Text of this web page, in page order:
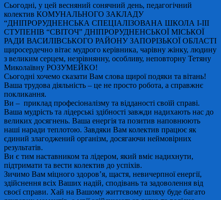
Сьогодні, у цей весняний сонячний день, педагогічний
колектив КОМУНАЛЬНОГО ЗАКЛАДУ
“ДНІПРОРУДНЕНСЬКА СПЕЦІАЛІЗОВАНА ШКОЛА І-ІІІ
СТУПЕНІВ “СВІТОЧ” ДНІПРОРУДНЕНСЬКОЇ МІСЬКОЇ
РАДИ ВАСИЛІВСЬКОГО РАЙОНУ ЗАПОРІЗЬКОЇ ОБЛАСТІ
щиросердечно вітає мудрого керівника, чарівну жінку, людину
з великим серцем, незрівнянну, особливу, неповторну Тетяну
Миколаївну РОЗУМЕЙКО!
Сьогодні хочемо сказати Вам слова щирої подяки та вітань!
Ваша трудова діяльність – це не просто робота, а справжнє
покликання.
Ви – приклад професіоналізму та відданості своїй справі.
Ваша мудрість та лідерські здібності завжди надихають нас до
великих досягнень. Ваша енергія та позитив наповнюють
наші наради теплотою. Завдяки Вам колектив працює як
єдиний злагоджений організм, досягаючи неймовірних
результатів.
Ви є тим наставником та лідером, який вміє надихнути,
підтримати та вести колектив до успіхів.
Зичимо Вам міцного здоров’я, щастя, невичерпної енергії,
здійснення всіх Ваших надій, сподівань та задоволення від
своєї справи. Хай на Вашому життєвому шляху буде багато